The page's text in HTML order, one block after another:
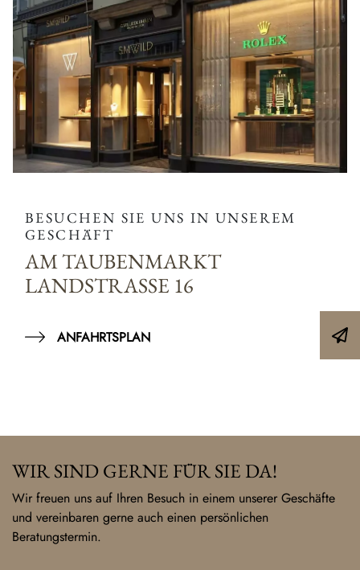
BESUCHEN SIE UNS IN UNSEREM
GESCHÄFT
AM TAUBENMARKT
LANDSTRASSE 16
ANFAHRTSPLAN
WIR SIND GERNE FÜR SIE DA!
Wir freuen uns auf Ihren Besuch in einem unserer Geschäfte
und vereinbaren gerne auch einen persönlichen
Beratungstermin.